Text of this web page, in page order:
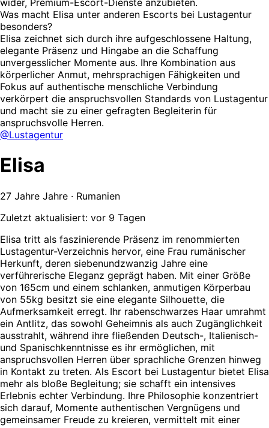
Was macht Elisa unter anderen Escorts bei Lustagentur
besonders?
Elisa zeichnet sich durch ihre aufgeschlossene Haltung,
elegante Präsenz und Hingabe an die Schaffung
unvergesslicher Momente aus. Ihre Kombination aus
körperlicher Anmut, mehrsprachigen Fähigkeiten und
Fokus auf authentische menschliche Verbindung
verkörpert die anspruchsvollen Standards von Lustagentur
und macht sie zu einer gefragten Begleiterin für
anspruchsvolle Herren.
@Lustagentur
Elisa
27 Jahre Jahre · Rumanien
Zuletzt aktualisiert: vor 9 Tagen
Elisa tritt als faszinierende Präsenz im renommierten
Lustagentur-Verzeichnis hervor, eine Frau rumänischer
Herkunft, deren siebenundzwanzig Jahre eine
verführerische Eleganz geprägt haben. Mit einer Größe
von 165cm und einem schlanken, anmutigen Körperbau
von 55kg besitzt sie eine elegante Silhouette, die
Aufmerksamkeit erregt. Ihr rabenschwarzes Haar umrahmt
ein Antlitz, das sowohl Geheimnis als auch Zugänglichkeit
ausstrahlt, während ihre fließenden Deutsch-, Italienisch-
und Spanischkenntnisse es ihr ermöglichen, mit
anspruchsvollen Herren über sprachliche Grenzen hinweg
in Kontakt zu treten. Als Escort bei Lustagentur bietet Elisa
mehr als bloße Begleitung; sie schafft ein intensives
Erlebnis echter Verbindung. Ihre Philosophie konzentriert
sich darauf, Momente authentischen Vergnügens und
gemeinsamer Freude zu kreieren, vermittelt mit einer